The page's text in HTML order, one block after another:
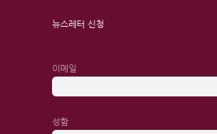
뉴스레터 신청
이메일
성함